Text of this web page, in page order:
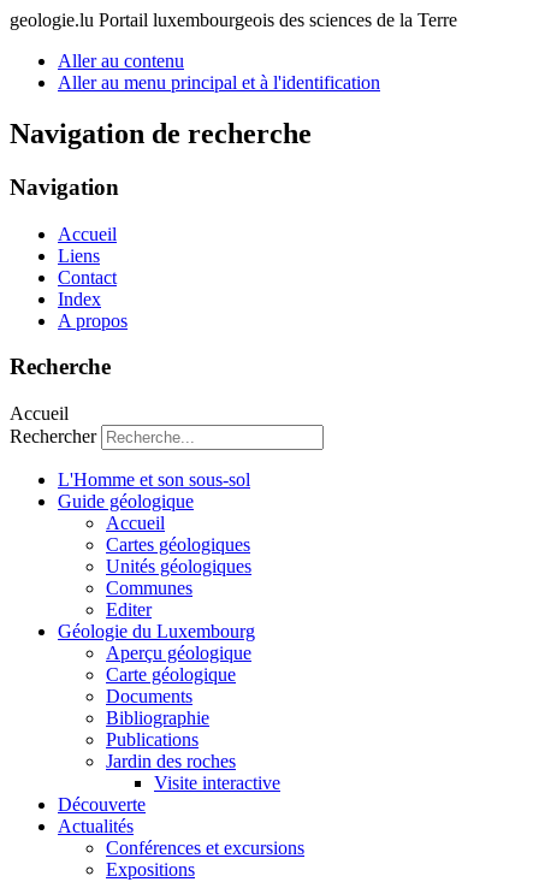
geologie.lu Portail luxembourgeois des sciences de la Terre
Aller au contenu
Aller au menu principal et à l'identification
Navigation de recherche
Navigation
Accueil
Liens
Contact
Index
A propos
Recherche
Accueil
Rechercher
L'Homme et son sous-sol
Guide géologique
Accueil
Cartes géologiques
Unités géologiques
Communes
Editer
Géologie du Luxembourg
Aperçu géologique
Carte géologique
Documents
Bibliographie
Publications
Jardin des roches
Visite interactive
Découverte
Actualités
Conférences et excursions
Expositions